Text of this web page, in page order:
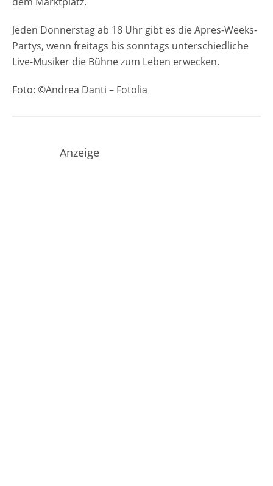
Jeden Donnerstag ab 18 Uhr gibt es die Apres-Weeks-
Partys, wenn freitags bis sonntags unterschiedliche
Live-Musiker die Bühne zum Leben erwecken.
Foto: ©Andrea Danti – Fotolia
Anzeige